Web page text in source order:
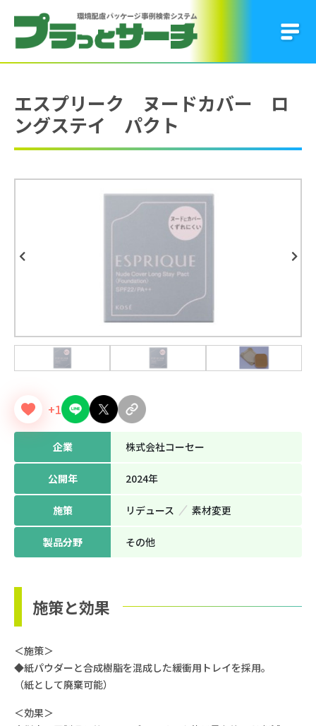
エスプリーク ヌードカバー ロ
ングステイ パクト
Previous Next
+1
企業 株式会社コーセー
公開年 2024年
施策 リデュース 素材変更
製品分野 その他
施策と効果
＜施策＞
◆紙パウダーと合成樹脂を混成した緩衝用トレイを採用。
（紙として廃棄可能）
＜効果＞